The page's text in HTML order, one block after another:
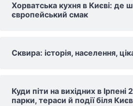
Хорватська кухня в Києві: де
європейський смак
Сквира: історія, населення,
Куди піти на вихідних в Ірпені
парки, тераси й події біля